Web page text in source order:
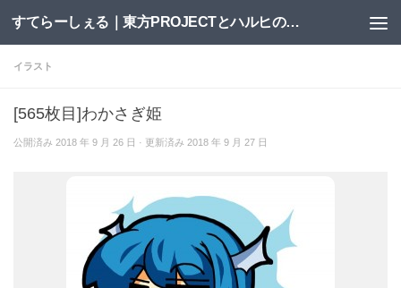
コンテンツへスキップ すてらーしぇる｜東方PROJECTとハルヒの二次創作サイト
イラスト
[565枚目]わかさぎ姫
公開済み 2018 年 9 月 26 日 · 更新済み 2018 年 9 月 27 日